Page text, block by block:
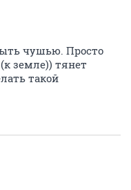
чушью. Просто
земле)) тянет
такой